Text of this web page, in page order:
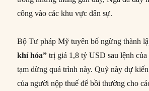
công vào các khu vực dân sự.
Bộ Tư pháp Mỹ tuyên bố ngừng thành
khí hóa” trị giá 1,8 tỷ USD sau lệnh của
tạm dừng quá trình này. Quỹ này dự
của người nộp thuế để bồi thường cho